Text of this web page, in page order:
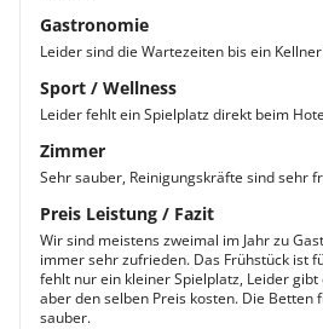
Gastronomie
Leider sind die Wartezeiten bis ein
Sport / Wellness
Leider fehlt ein Spielplatz direkt beim
Zimmer
Sehr sauber, Reinigungskräfte sind sehr
Preis Leistung / Fazit
Wir sind meistens zweimal im Jahr zu
immer sehr zufrieden. Das Frühstück ist
fehlt nur ein kleiner Spielplatz, Leider
aber den selben Preis kosten. Die Betten
sauber.